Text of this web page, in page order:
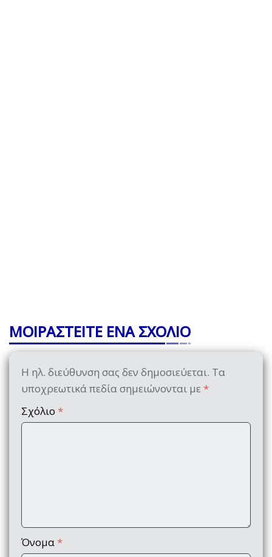
ΜΟΙΡΑΣΤΕΙΤΕ ΕΝΑ ΣΧΟΛΙΟ
Η ηλ. διεύθυνση σας δεν δημοσιεύεται. Τα
υποχρεωτικά πεδία σημειώνονται με *
Σχόλιο *
Όνομα *